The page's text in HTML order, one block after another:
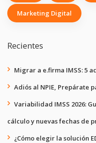
Marketing Digital
Recientes
Migrar a e.firma IMSS: 5
Adiós al NPIE, Prepárate
Variabilidad IMSS 2026:
cálculo y nuevas fechas de
¿Cómo elegir la solución